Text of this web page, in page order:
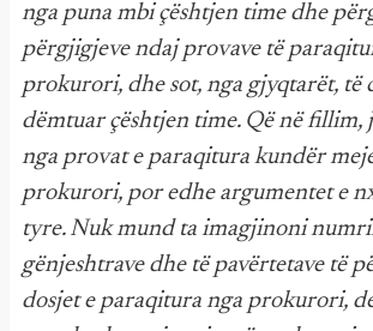
nga puna mbi çështjen time dhe
përgjigjeve ndaj provave të
prokurori, dhe sot, nga gjyqtarët, të
dëmtuar çështjen time. Që në fillim,
nga provat e paraqitura kundër
prokurori, por edhe argumentet e
tyre. Nuk mund ta imagjinoni
gënjeshtrave dhe të pavërtetave të
dosjet e paraqitura nga prokurori,